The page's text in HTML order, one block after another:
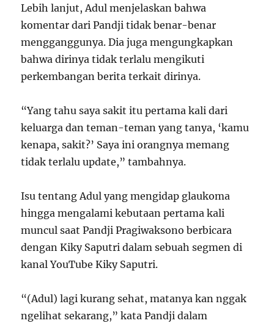
Lebih lanjut, Adul menjelaskan bahwa
komentar dari Pandji tidak benar-benar
mengganggunya. Dia juga mengungkapkan
bahwa dirinya tidak terlalu mengikuti
perkembangan berita terkait dirinya.
“Yang tahu saya sakit itu pertama kali dari
keluarga dan teman-teman yang tanya, ‘kamu
kenapa, sakit?’ Saya ini orangnya memang
tidak terlalu update,” tambahnya.
Isu tentang Adul yang mengidap glaukoma
hingga mengalami kebutaan pertama kali
muncul saat Pandji Pragiwaksono berbicara
dengan Kiky Saputri dalam sebuah segmen di
kanal YouTube Kiky Saputri.
“(Adul) lagi kurang sehat, matanya kan nggak
ngelihat sekarang,” kata Pandji dalam